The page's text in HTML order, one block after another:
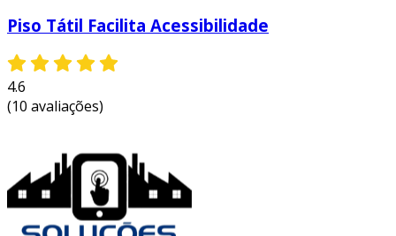
Piso Tátil Facilita Acessibilidade
4.6
(10 avaliações)